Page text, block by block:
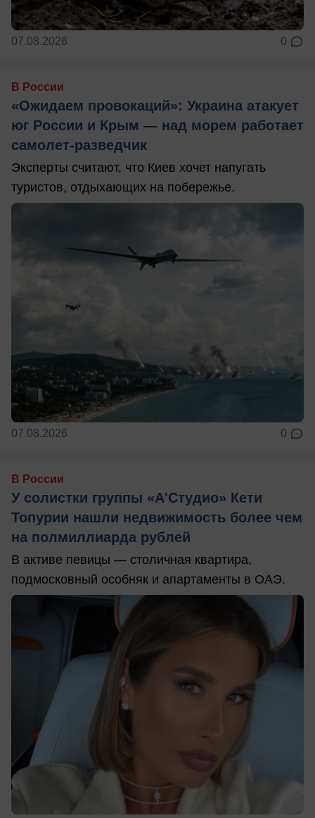
07.08.2026 0
В России
«Ожидаем провокаций»: Украина атакует
юг России и Крым — над морем работает
самолет-разведчик
Эксперты считают, что Киев хочет напугать
туристов, отдыхающих на побережье.
07.08.2026 0
В России
У солистки группы «А'Студио» Кети
Топурии нашли недвижимость более чем
на полмиллиарда рублей
В активе певицы — столичная квартира,
подмосковный особняк и апартаменты в ОАЭ.